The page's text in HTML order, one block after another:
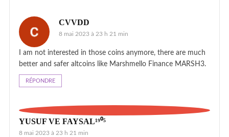
CVVDD
8 mai 2023 à 23 h 21 min
I am not interested in those coins anymore, there are much
better and safer altcoins like Marshmello Finance MARSH3.
RÉPONDRE
YUSUF VE FAYSAL¹⁹⁰⁵
8 mai 2023 à 23 h 21 min